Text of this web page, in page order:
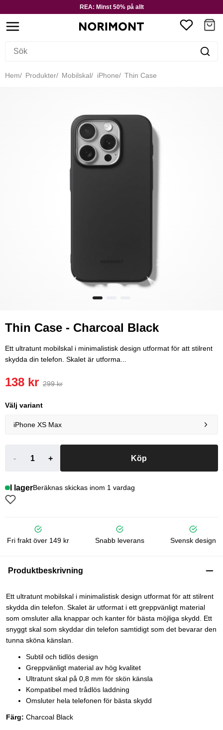
REA: Minst 50% på allt
Hem Produkter Mobilskal iPhone Thin Case
Thin Case - Charcoal Black
Ett ultratunt mobilskal i minimalistisk design utformat för att stilrent
skydda din telefon. Skalet är utforma...
138 kr 299 kr
Välj variant
iPhone XS Max
- + Köp
I lagerBeräknas skickas inom 1 vardag
Fri frakt över 149 kr Snabb leverans Svensk design
Produktbeskrivning
Ett ultratunt mobilskal i minimalistisk design utformat för att stilrent
skydda din telefon. Skalet är utformat i ett greppvänligt material
som omsluter alla knappar och kanter för bästa möjliga skydd. Ett
snyggt skal som skyddar din telefon samtidigt som det bevarar den
tunna sköna känslan.
Subtil och tidlös design
Greppvänligt material av hög kvalitet
Ultratunt skal på 0,8 mm för skön känsla
Kompatibel med trådlös laddning
Omsluter hela telefonen för bästa skydd
Färg: Charcoal Black